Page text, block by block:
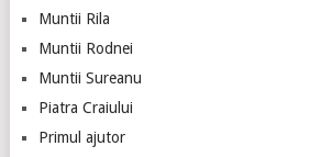
Muntii Rila
Muntii Rodnei
Muntii Sureanu
Piatra Craiului
Primul ajutor